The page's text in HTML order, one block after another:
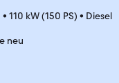
• 110 kW (150 PS) • Diesel
neu